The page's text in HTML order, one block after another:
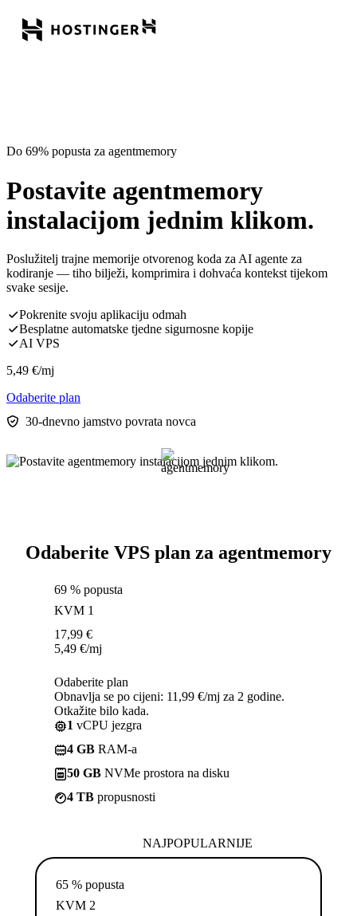
Do 69% popusta za agentmemory
Postavite agentmemory
instalacijom jednim klikom.
Poslužitelj trajne memorije otvorenog koda za AI agente za
kodiranje — tiho bilježi, komprimira i dohvaća kontekst tijekom
svake sesije.
Pokrenite svoju aplikaciju odmah
Besplatne automatske tjedne sigurnosne kopije
AI VPS
5,49 €/mj
Odaberite plan
30-dnevno jamstvo povrata novca
Odaberite VPS plan za agentmemory
69 % popusta
KVM 1
17,99 €
5,49 €/mj
Odaberite plan
Obnavlja se po cijeni: 11,99 €/mj za 2 godine.
Otkažite bilo kada.
1 vCPU jezgra
4 GB RAM-a
50 GB NVMe prostora na disku
4 TB propusnosti
NAJPOPULARNIJE
65 % popusta
KVM 2